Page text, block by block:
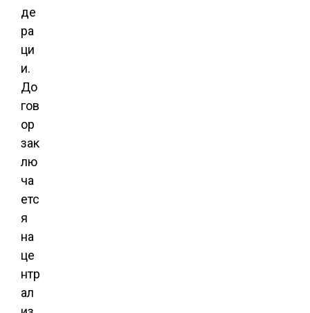
де
ра
ци
и.
До
гов
ор
зак
лю
ча
етс
я
на
це
нтр
ал